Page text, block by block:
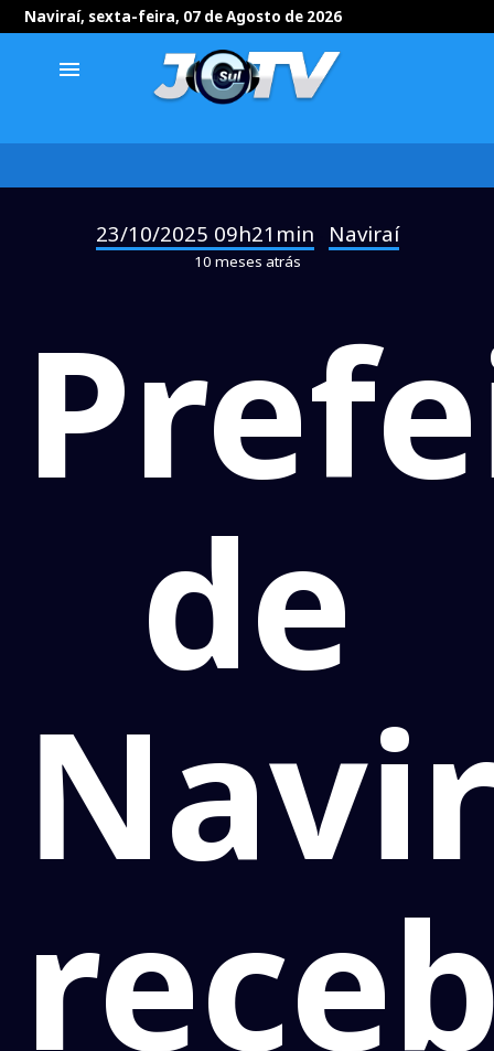
Naviraí, sexta-feira, 07 de Agosto de 2026
menu
23/10/2025 09h21min Naviraí
10 meses atrás
de